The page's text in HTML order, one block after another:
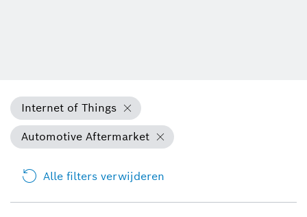
Internet of Things
Automotive Aftermarket
Alle filters verwijderen